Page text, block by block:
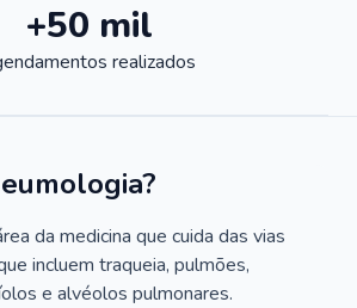
+50 mil
realizados
da medicina que cuida das vias
incluem traqueia, pulmões,
e alvéolos pulmonares.